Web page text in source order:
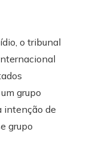
o tribunal
grupo
intenção de
grupo